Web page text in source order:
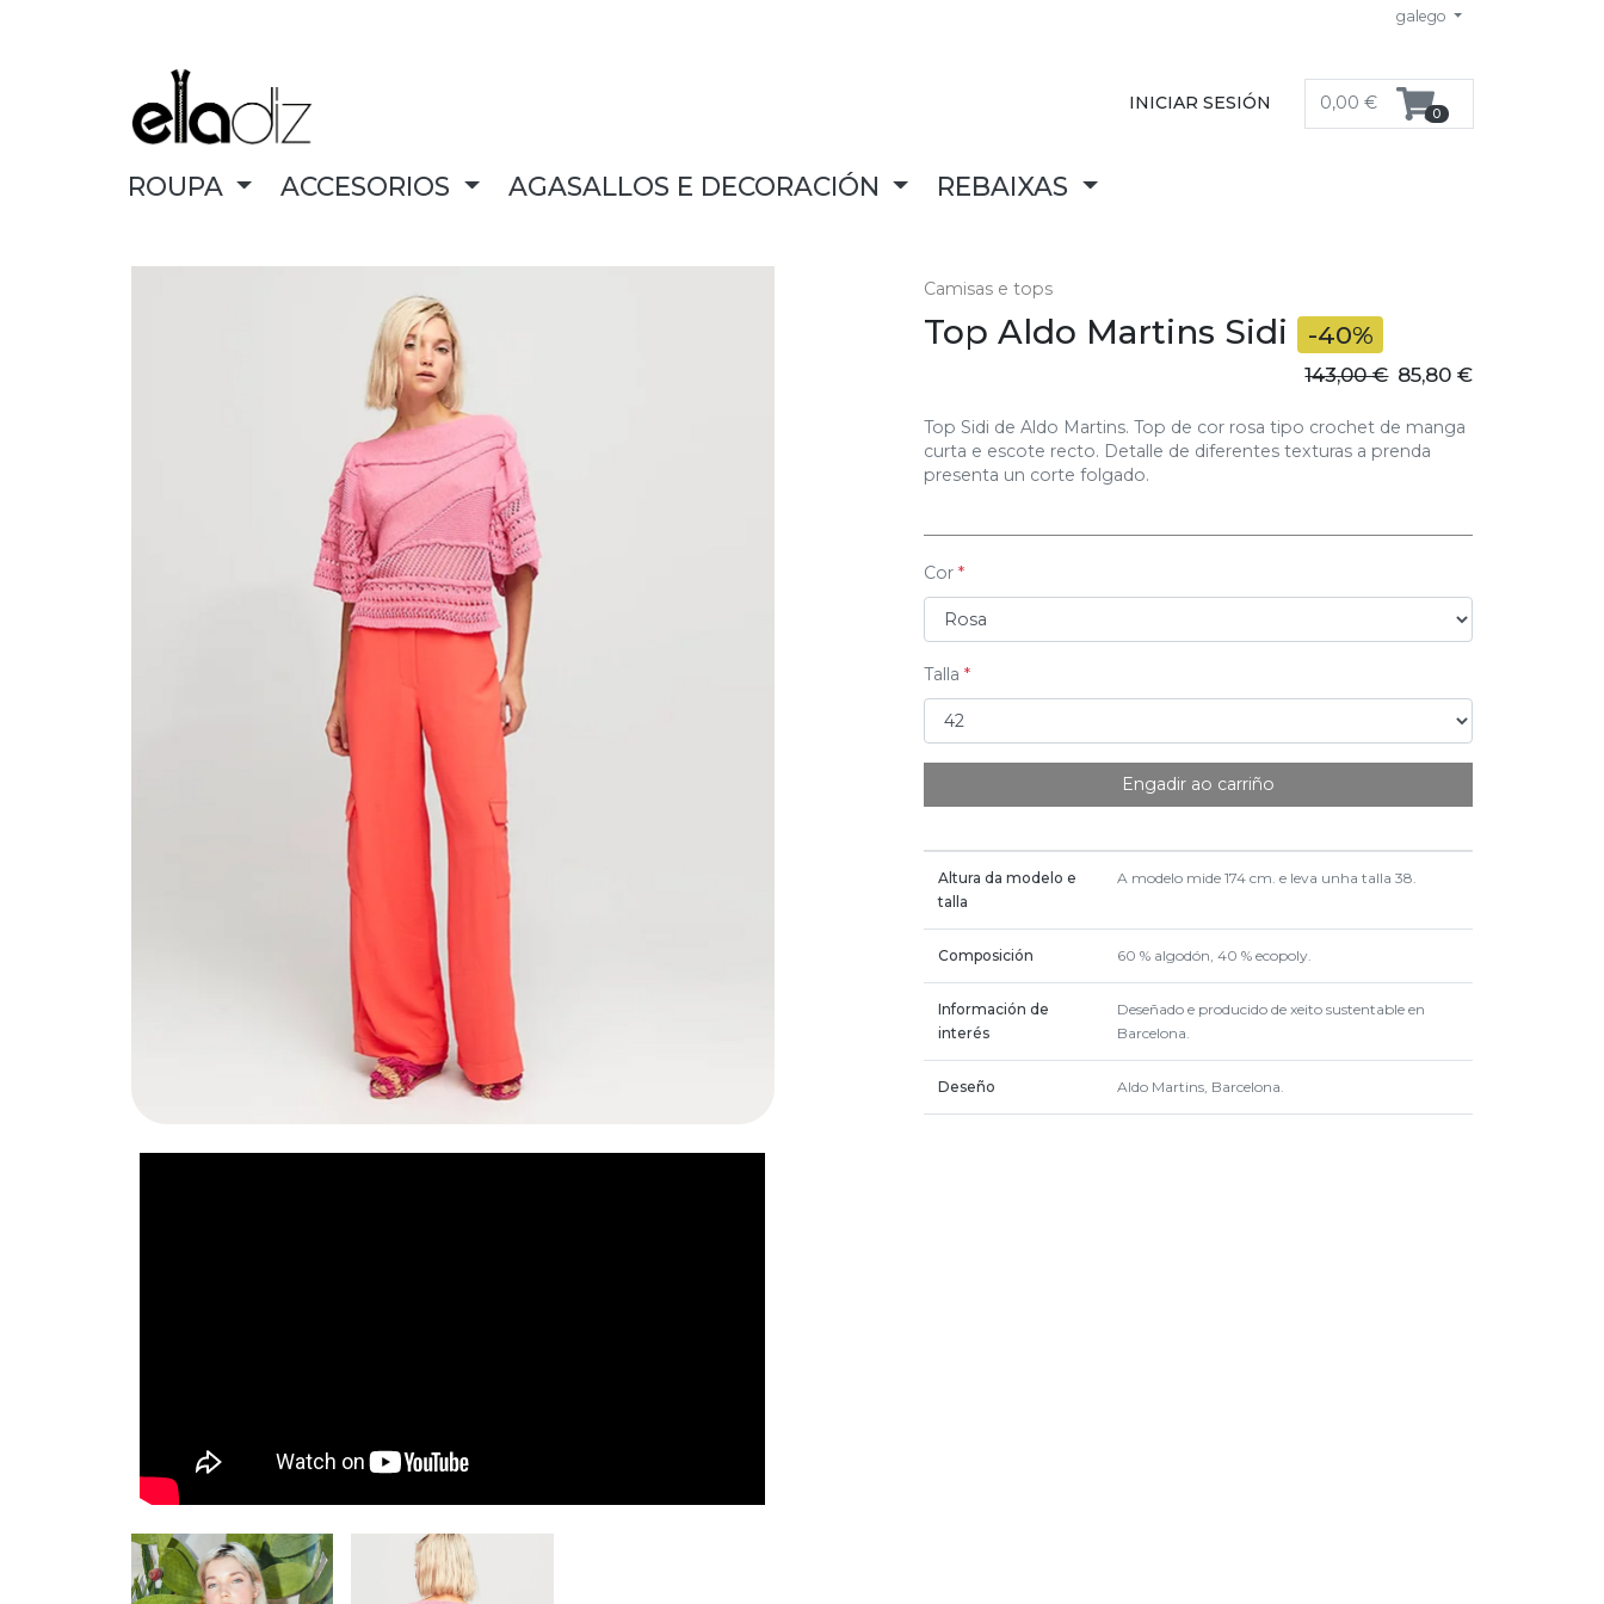
galego
INICIAR SESIÓN 0,00 € 0
ROUPA ACCESORIOS AGASALLOS E DECORACIÓN REBAIXAS
Camisas e tops
Top Aldo Martins Sidi -40%
143,00 € 85,80 €
Top Sidi de Aldo Martins. Top de cor rosa tipo crochet de manga
curta e escote recto. Detalle de diferentes texturas a prenda
presenta un corte folgado.
Cor
Talla
Engadir ao carriño
Altura da modelo e
talla
A modelo mide 174 cm. e leva unha talla 38.
Composición 60 % algodón, 40 % ecopoly.
Información de
interés
Deseñado e producido de xeito sustentable en
Barcelona.
Deseño Aldo Martins, Barcelona.